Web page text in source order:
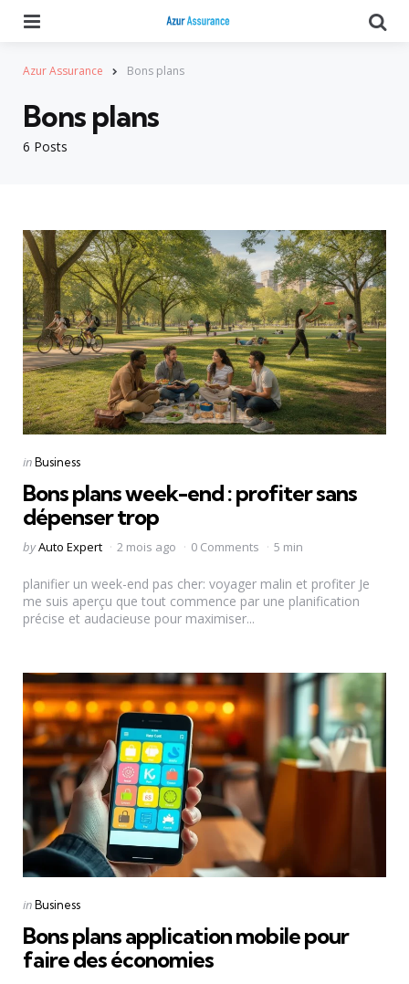
Azur Assurance Bons plans
6 Posts
Bons plans
Categories
Posted
inBusiness
Bons plans week-end : profiter sans
dépenser trop
Posted
byAuto Expert 2 mois ago 0 Comments 5 min
planifier un week-end pas cher: voyager malin et profiter Je
me suis aperçu que tout commence par une planification
précise et audacieuse pour maximiser...
Categories
Posted
inBusiness
Bons plans application mobile pour
faire des économies